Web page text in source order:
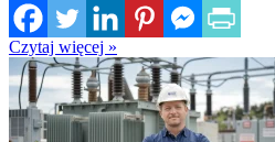
Czytaj więcej »